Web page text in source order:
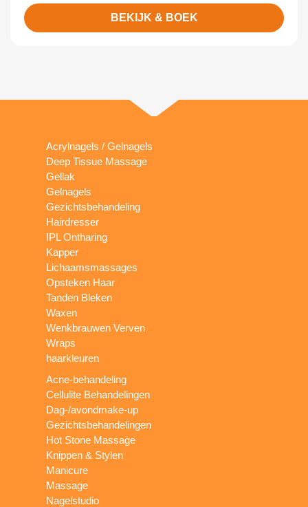
BEKIJK & BOEK
Acrylnagels / Gelnagels
Deep Tissue Massage
Gellak
Gelnagels
Gezichtsbehandeling
Hairdresser
IPL Ontharing
Kapper
Lichaamsmassages
Opsteken Haar
Tanden Bleken
Waxen
Wenkbrauwen Verven
Wraps
haarkleuren
Acne-behandeling
Cellulite Behandelingen
Dag-/avondmake-up
Gezichtsbehandelingen
Hot Stone Massage
Knippen & Stylen
Manicure
Massage
Nagelstudio